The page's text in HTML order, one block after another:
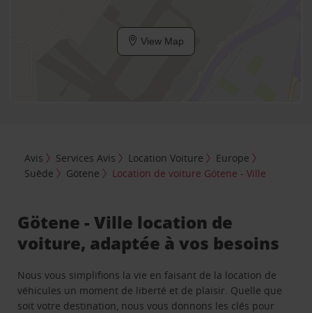
View Map
Avis Services Avis Location Voiture
Europe
Suède
Götene Location de voiture Götene - Ville
Götene - Ville location de
voiture, adaptée à vos besoins
Nous vous simplifions la vie en faisant de la location de
véhicules un moment de liberté et de plaisir. Quelle que
soit votre destination, nous vous donnons les clés pour